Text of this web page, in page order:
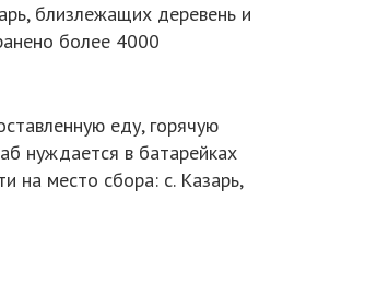
близлежащих деревень и
более 4000
еду, горячую
нуждается в батарейках
на место сбора: с. Казарь,